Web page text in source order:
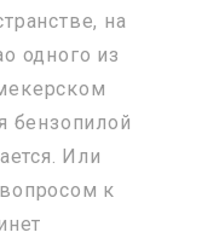
на
одного из
бензопилой
Или
к